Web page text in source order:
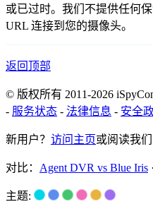
或已过时。我们不提供任何
URL 连接到您的摄像头。
返回顶部
© 版权所有 2011-2026
- 服务状态 - 法律信息 - 安全
新用户？ 访问主页或阅读我
对比： Agent DVR vs Blue Iris ·
主题: